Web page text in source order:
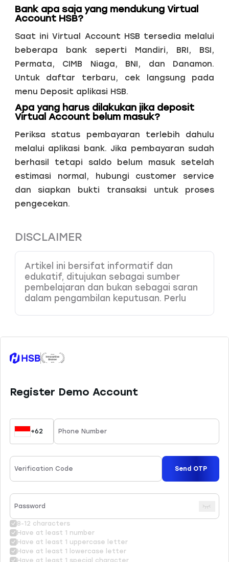
Bank apa saja yang mendukung Virtual
Account HSB?
Saat ini Virtual Account HSB tersedia melalui
beberapa bank seperti Mandiri, BRI, BSI,
Permata, CIMB Niaga, BNI, dan Danamon.
Untuk daftar terbaru, cek langsung pada
menu Deposit aplikasi HSB.
Apa yang harus dilakukan jika deposit
Virtual Account belum masuk?
Periksa status pembayaran terlebih dahulu
melalui aplikasi bank. Jika pembayaran sudah
berhasil tetapi saldo belum masuk setelah
estimasi normal, hubungi customer service
dan siapkan bukti transaksi untuk proses
pengecekan.
DISCLAIMER
Artikel ini bersifat informatif dan
edukatif, ditujukan sebagai sumber
pembelajaran dan bukan sebagai saran
dalam pengambilan keputusan. Perlu
pemahaman dan kemampuan analisa
yang tepat. HSB Investasi tidak
konten ini. Sesuai ketentuan yang
instrumen trading yang dapat Anda
pelajari di website resmi kami.